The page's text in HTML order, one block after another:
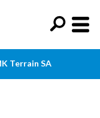
Terrain SA